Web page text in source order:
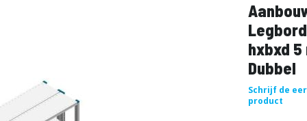
hxbxd 5
Dubbel
Schrijf de
product